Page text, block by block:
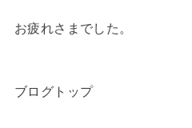
お疲れさまでした。
ブログトップ